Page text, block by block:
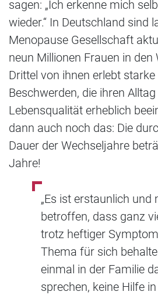
sagen: „Ich erkenne mich
wieder.“ In Deutschland sind
Menopause Gesellschaft
neun Millionen Frauen in den
Drittel von ihnen erlebt
Beschwerden, die ihren
Lebensqualität erheblich
dann auch noch das: Die
Dauer der Wechseljahre
Jahre!
„Es ist erstaunlich und
betroffen, dass ganz
trotz heftiger
Thema für sich
einmal in der Familie
sprechen, keine Hilfe